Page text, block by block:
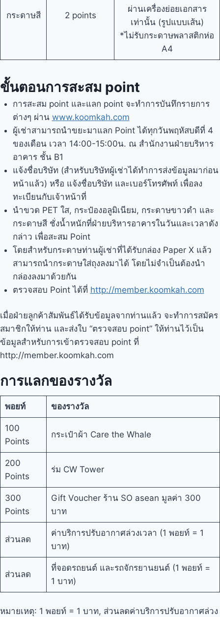
กระดาษสี 2 points
ผ่านเครื่องย่อยเอกสาร
เท่านั้น (รูปแบบเส้น)
*ไม่รับกระดาษพลาสติกห่อ
A4
ขั้นตอนการสะสม point
การสะสม point และแลก point จะทำการบันทึกรายการ
ต่างๆ ผ่าน www.koomkah.com
ผู้เช่าสามารถนำขยะมาแลก Point ได้ทุกวันพฤหัสบดีที่ 4
ของเดือน เวลา 14:00-15:00น. ณ สำนักงานฝ่ายบริหาร
อาคาร ชั้น B1
แจ้งชื่อบริษัท (สำหรับบริษัทผู้เช่าได้ทำการส่งข้อมูลมาก่อน
หน้าแล้ว) หรือ แจ้งชื่อบริษัท และเบอร์โทรศัพท์ เพื่อลง
ทะเบียนกับเจ้าหน้าที่
นำขวด PET ใส, กระป๋องอลูมิเนียม, กระดาษขาวดำ และ
กระดาษสี ชั่งน้ำหนักที่ฝ่ายบริหารอาคารในวันและเวลาดัง
กล่าว เพื่อสะสม Point
โดยสำหรับกระดาษท่านผู้เช่าที่ได้รับกล่อง Paper X แล้ว
สามารถนำกระดาษใส่ถุงลงมาได้ โดยไม่จำเป็นต้องนำ
กล่องลงมาด้วยกัน
ตรวจสอบ Point ได้ที่ http://member.koomkah.com
เมื่อฝ่ายลูกค้าสัมพันธ์ได้รับข้อมูลจากท่านแล้ว จะทำการสมัคร
สมาชิกให้ท่าน และส่งใบ “ตรวจสอบ point” ให้ท่านไว้เป็น
ข้อมูลสำหรับการเข้าตรวจสอบ point ที่
http://member.koomkah.com
การแลกของรางวัล
พอยท์ ของรางวัล
100
Points
กระเป๋าผ้า Care the Whale
200
Points
ร่ม CW Tower
300
Points
Gift Voucher ร้าน SO asean มูลค่า 300
บาท
ส่วนลด
ค่าบริการปรับอากาศล่วงเวลา (1 พอยท์ = 1
บาท)
ส่วนลด
ที่จอดรถยนต์ และรถจักรยานยนต์ (1 พอยท์ =
1 บาท)
หมายเหตุ: 1 พอยท์ = 1 บาท, ส่วนลดค่าบริการปรับอากาศล่วง